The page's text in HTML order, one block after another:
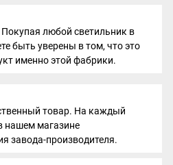
любой светильник в
быть уверены в том, что это
именно этой фабрики.
товар. На каждый
нашем магазине
завода-производителя.